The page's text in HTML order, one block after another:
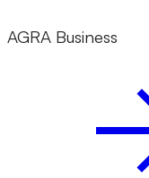
AGRA Business